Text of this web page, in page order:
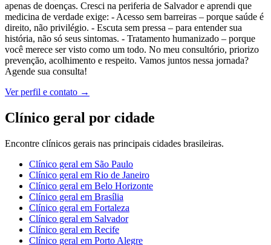
apenas de doenças. Cresci na periferia de Salvador e aprendi que
medicina de verdade exige: - Acesso sem barreiras – porque saúde é
direito, não privilégio. - Escuta sem pressa – para entender sua
história, não só seus sintomas. - Tratamento humanizado – porque
você merece ser visto como um todo. No meu consultório, priorizo
prevenção, acolhimento e respeito. Vamos juntos nessa jornada?
Agende sua consulta!
Ver perfil e contato →
Clínico geral por cidade
Encontre clínicos gerais nas principais cidades brasileiras.
Clínico geral em São Paulo
Clínico geral em Rio de Janeiro
Clínico geral em Belo Horizonte
Clínico geral em Brasília
Clínico geral em Fortaleza
Clínico geral em Salvador
Clínico geral em Recife
Clínico geral em Porto Alegre